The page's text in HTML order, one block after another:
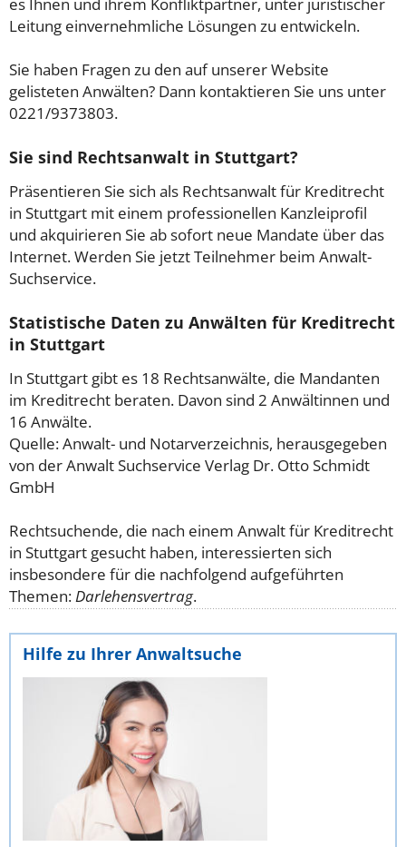
Leitung einvernehmliche Lösungen zu entwickeln.
Sie haben Fragen zu den auf unserer Website
gelisteten Anwälten? Dann kontaktieren Sie uns unter
0221/9373803.
Sie sind Rechtsanwalt in Stuttgart?
Präsentieren Sie sich als Rechtsanwalt für Kreditrecht
in Stuttgart mit einem professionellen Kanzleiprofil
und akquirieren Sie ab sofort neue Mandate über das
Internet. Werden Sie jetzt Teilnehmer beim Anwalt-
Suchservice.
Statistische Daten zu Anwälten für Kreditrecht
in Stuttgart
In Stuttgart gibt es 18 Rechtsanwälte, die Mandanten
im Kreditrecht beraten. Davon sind 2 Anwältinnen und
16 Anwälte.
Quelle: Anwalt- und Notarverzeichnis, herausgegeben
von der Anwalt Suchservice Verlag Dr. Otto Schmidt
GmbH
Rechtsuchende, die nach einem Anwalt für Kreditrecht
in Stuttgart gesucht haben, interessierten sich
insbesondere für die nachfolgend aufgeführten
Themen:Darlehensvertrag.
Hilfe zu Ihrer Anwaltsuche